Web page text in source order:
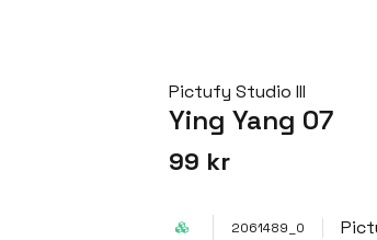
Pictufy Studio III
Ying Yang 07
99 kr
2061489_0